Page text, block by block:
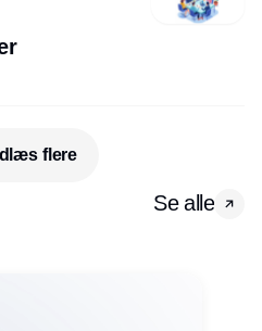
flere
Se alle